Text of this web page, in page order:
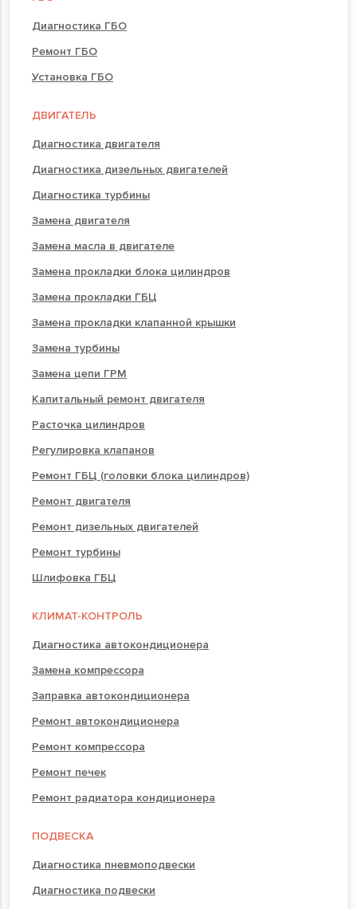
Диагностика ГБО
Ремонт ГБО
Установка ГБО
ДВИГАТЕЛЬ
Диагностика двигателя
Диагностика дизельных двигателей
Диагностика турбины
Замена двигателя
Замена масла в двигателе
Замена прокладки блока цилиндров
Замена прокладки ГБЦ
Замена прокладки клапанной крышки
Замена турбины
Замена цепи ГРМ
Капитальный ремонт двигателя
Расточка цилиндров
Регулировка клапанов
Ремонт ГБЦ (головки блока цилиндров)
Ремонт двигателя
Ремонт дизельных двигателей
Ремонт турбины
Шлифовка ГБЦ
КЛИМАТ-КОНТРОЛЬ
Диагностика автокондиционера
Замена компрессора
Заправка автокондиционера
Ремонт автокондиционера
Ремонт компрессора
Ремонт печек
Ремонт радиатора кондиционера
ПОДВЕСКА
Диагностика пневмоподвески
Диагностика подвески